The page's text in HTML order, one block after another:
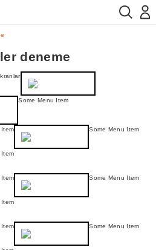
deneme
Some Menu Item
Item Some Menu Item
Item
Item Some Menu Item
Item
Item Some Menu Item